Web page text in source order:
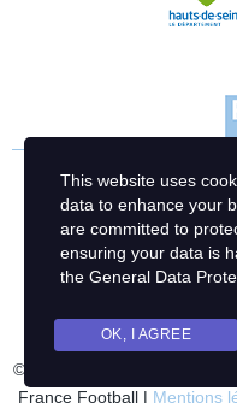
© 2023 Racing Club de
France Football | Mentions
This website uses
data to enhance your
are committed to
ensuring your data is
the General Data
OK, I AGREE